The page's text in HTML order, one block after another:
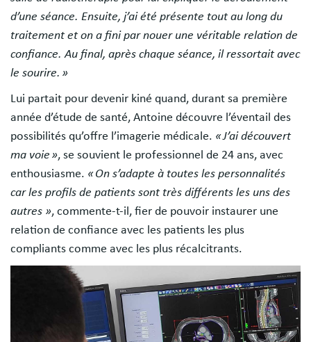
d’une séance. Ensuite, j’ai été présente tout au long du
traitement et on a fini par nouer une véritable relation de
confiance. Au final, après chaque séance, il ressortait avec
le sourire. »
Lui partait pour devenir kiné quand, durant sa première
année d’étude de santé, Antoine découvre l’éventail des
possibilités qu’offre l’imagerie médicale. « J’ai découvert
ma voie », se souvient le professionnel de 24 ans, avec
enthousiasme. « On s’adapte à toutes les personnalités
car les profils de patients sont très différents les uns des
autres », commente-t-il, fier de pouvoir instaurer une
relation de confiance avec les patients les plus
compliants comme avec les plus récalcitrants.